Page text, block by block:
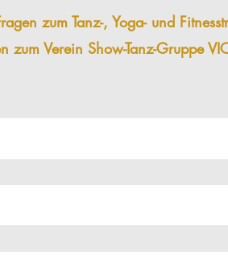
zum Tanz-, Yoga- und
zum Verein Show-Tanz-Gruppe